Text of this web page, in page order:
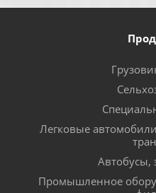
Легковые
Автобусы,
Промышленное